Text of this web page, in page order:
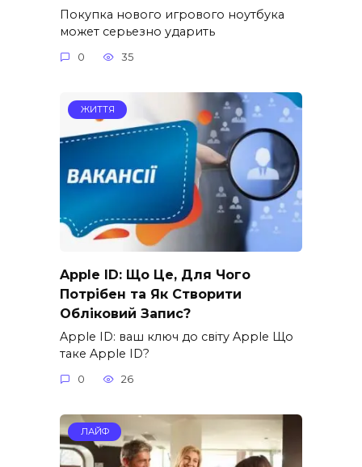
Покупка нового игрового ноутбука
может серьезно ударить
0 35
ЖИТТЯ
Apple ID: Що Це, Для Чого
Потрібен та Як Створити
Обліковий Запис?
Apple ID: ваш ключ до світу Apple Що
таке Apple ID?
0 26
ЛАЙФ